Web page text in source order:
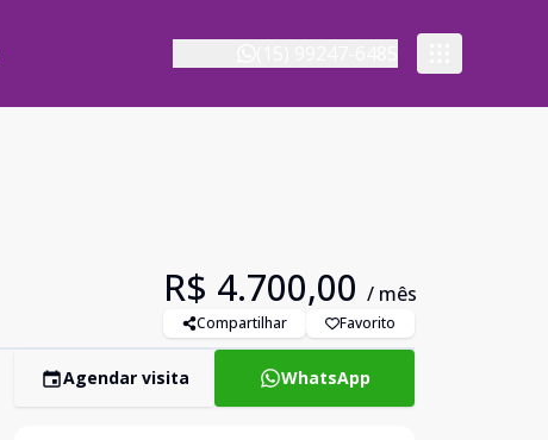
R$ 4.700,00 / mês
Compartilhar Favorito
Agendar visita WhatsApp